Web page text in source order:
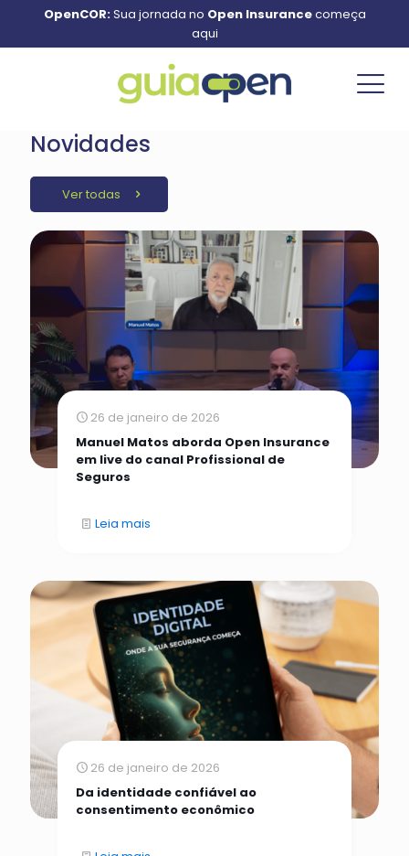
OpenCOR:Sua jornada no Open Insurancecomeça
aqui
Novidades
Ver todas
26 de janeiro de 2026
Manuel Matos aborda Open Insurance
em live do canal Profissional de
Seguros
Leia mais
26 de janeiro de 2026
Da identidade confiável ao
consentimento econômico